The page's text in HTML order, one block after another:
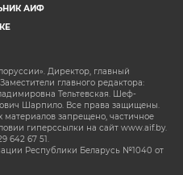
АИФ
Директор, главный
главного редактора:
Тельтевская. Шеф-
Шарпило. Все права защищены.
запрещено, частичное
гиперссылки на сайт www.aif.by.
642 67 51.
Республики Беларусь №1040 от